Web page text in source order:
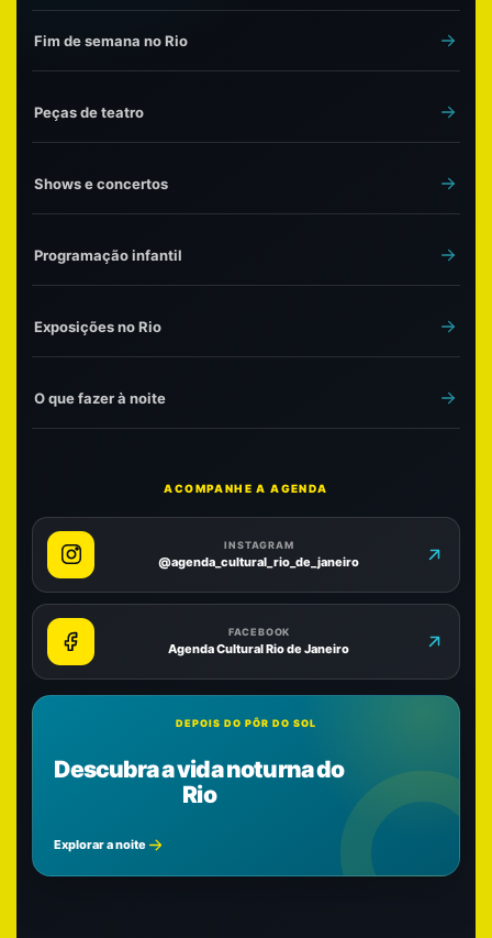
Fim de semana no Rio
Peças de teatro
Shows e concertos
Programação infantil
Exposições no Rio
O que fazer à noite
ACOMPANHE A AGENDA
INSTAGRAM
@agenda_cultural_rio_de_janeiro
FACEBOOK
Agenda Cultural Rio de Janeiro
DEPOIS DO PÔR DO SOL
Descubra a vida noturna do
Rio
Explorar a noite